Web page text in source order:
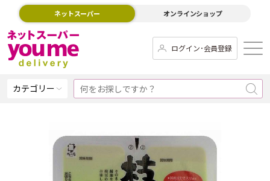
ネットスーパー オンラインショップ
ログイン･会員登録
カテゴリー